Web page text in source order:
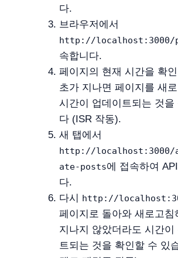
다.
브라우저에서
http://localhost:3000/
속합니다.
페이지의 현재 시간을 확
초가 지나면 페이지를 새
시간이 업데이트되는 것을
다 (ISR 작동).
새 탭에서
http://
ate-posts에 접속하여
다.
다시 http://
페이지로 돌아와 새로고침
지나지 않았더라도 시간이
트되는 것을 확인할 수 있